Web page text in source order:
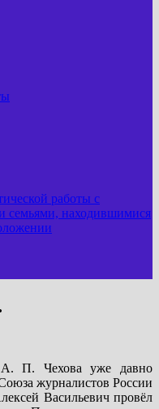
работы с
семьями, находившимися
П. Чехова уже давно
журналистов России
Васильевич провёл